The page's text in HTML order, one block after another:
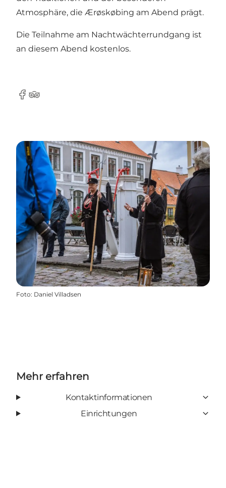
Atmosphäre, die Ærøskøbing am Abend prägt.
Die Teilnahme am Nachtwächterrundgang ist
an diesem Abend kostenlos.
Facebook
Tripadvisor
Foto: Daniel Villadsen
Mehr erfahren
Kontaktinformationen
Einrichtungen